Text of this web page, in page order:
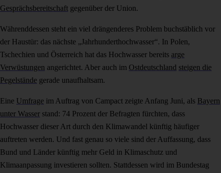
Gesprächsbereitschaft gegenüber der Union.
Währenddessen steht ein viel drängenderes Problem buchstäblich vor
der Haustür: das nächste „Jahrhunderthochwasser“. In Polen,
Tschechien und Österreich hat das Hochwasser bereits arge
Verwüstungen angerichtet. Aber auch im Ostdeutschland steigen die
Pegelstände gerade unaufhaltsam.
Eine Umfrage im Auftrag von Campact zeigte Anfang Juni, als Bayern
unter Wasser stand: 74 Prozent der Befragten fürchten, dass
Hochwasser dieser Art durch den Klimawandel künftig häufiger
auftreten werden. Und fast genau so viele sind der Auffassung, dass
Bund und Länder künftig mehr Geld in Klimaschutz und
Klimaanpassung investieren sollten. Stattdessen wird im Bundestag